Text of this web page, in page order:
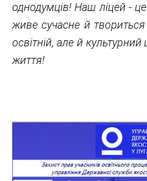
однодумців! Наш ліцей -
живе сучасне й
освітній, але й
життя!